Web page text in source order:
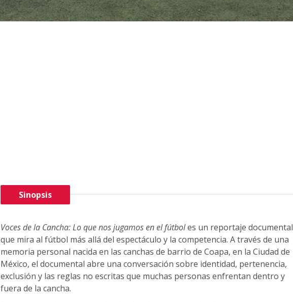
Sinopsis
Voces de la Cancha: Lo que nos jugamos en el fútboles un reportaje documental
que mira al fútbol más allá del espectáculo y la competencia. A través de una
memoria personal nacida en las canchas de barrio de Coapa, en la Ciudad de
México, el documental abre una conversación sobre identidad, pertenencia,
exclusión y las reglas no escritas que muchas personas enfrentan dentro y
fuera de la cancha.